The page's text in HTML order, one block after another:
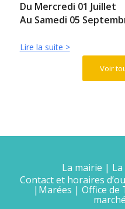
Du Mercredi 01 Juillet
Au Samedi 05
Lire la suite >
Voir
La mairie |
Contact et horaires
| Marées |Office de
marché